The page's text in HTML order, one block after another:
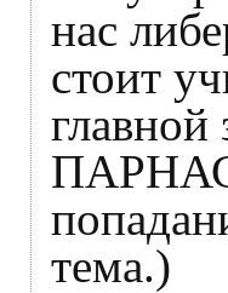
нас
стоит
главной
ПАРНАС
тема.)